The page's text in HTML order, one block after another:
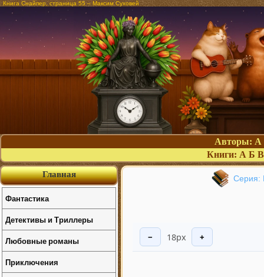
Книга Снайпер, страница 55 – Максим Суховей
Авторы: А
Книги: А Б В
Серия:
− 18px +
Главная
Фантастика
Детективы и Триллеры
Любовные романы
Приключения